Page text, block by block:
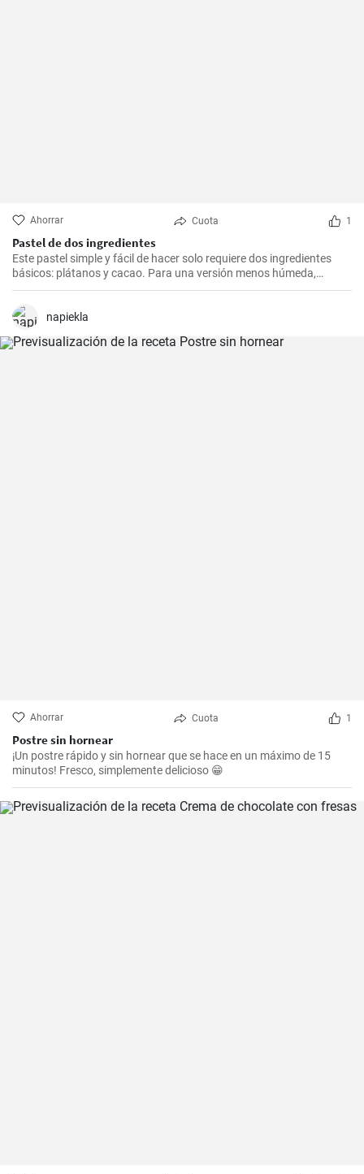
Ahorrar Cuota 1
Pastel de dos ingredientes
Este pastel simple y fácil de hacer solo requiere dos ingredientes
básicos: plátanos y cacao. Para una versión menos húmeda,
puedes agregar dos huevos y una cucharadita de levadura en
napiekla
Ahorrar Cuota 1
Postre sin hornear
¡Un postre rápido y sin hornear que se hace en un máximo de 15
minutos! Fresco, simplemente delicioso 😁